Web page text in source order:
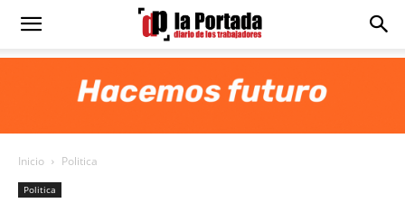
Diario
Portada
Inicio Politica
Politica